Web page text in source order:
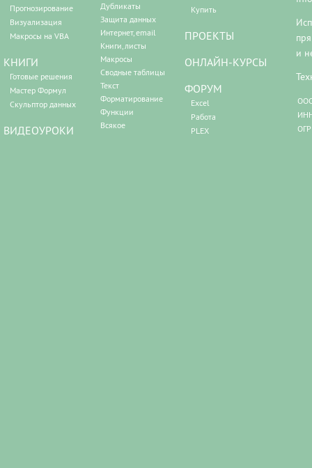
Прогнозирование
Визуализация
Макросы на VBA
КНИГИ
Готовые решения
Мастер Формул
Скульптор данных
ВИДЕОУРОКИ
Дубликаты
Защита данных
Интернет, email
Книги, листы
Макросы
Сводные таблицы
Текст
Форматирование
Функции
Всякое
Купить
ПРОЕКТЫ
ОНЛАЙН-КУРСЫ
ФОРУМ
Excel
Работа
PLEX
и